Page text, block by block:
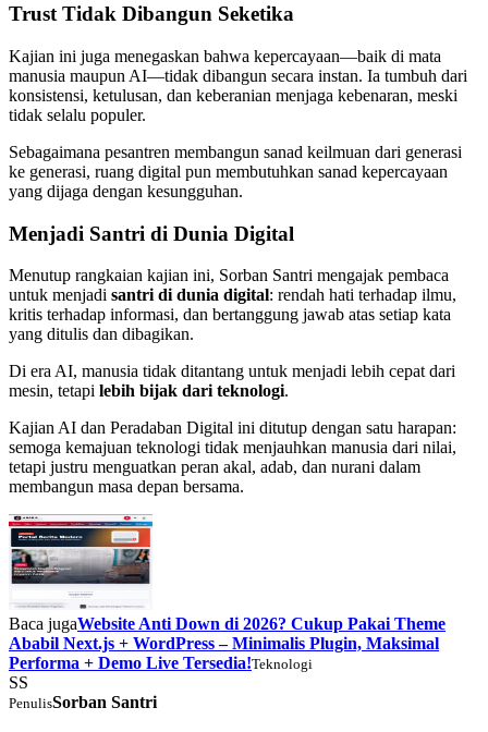
Trust Tidak Dibangun Seketika
Kajian ini juga menegaskan bahwa kepercayaan—baik di mata
manusia maupun AI—tidak dibangun secara instan. Ia tumbuh dari
konsistensi, ketulusan, dan keberanian menjaga kebenaran, meski
tidak selalu populer.
Sebagaimana pesantren membangun sanad keilmuan dari generasi
ke generasi, ruang digital pun membutuhkan sanad kepercayaan
yang dijaga dengan kesungguhan.
Menjadi Santri di Dunia Digital
Menutup rangkaian kajian ini, Sorban Santri mengajak pembaca
untuk menjadi santri di dunia digital: rendah hati terhadap ilmu,
kritis terhadap informasi, dan bertanggung jawab atas setiap kata
yang ditulis dan dibagikan.
Di era AI, manusia tidak ditantang untuk menjadi lebih cepat dari
mesin, tetapi lebih bijak dari teknologi.
Kajian AI dan Peradaban Digital ini ditutup dengan satu harapan:
semoga kemajuan teknologi tidak menjauhkan manusia dari nilai,
tetapi justru menguatkan peran akal, adab, dan nurani dalam
membangun masa depan bersama.
Baca jugaWebsite Anti Down di 2026? Cukup Pakai Theme
Ababil Next.js + WordPress – Minimalis Plugin, Maksimal
Performa + Demo Live Tersedia!Teknologi
SS
PenulisSorban Santri